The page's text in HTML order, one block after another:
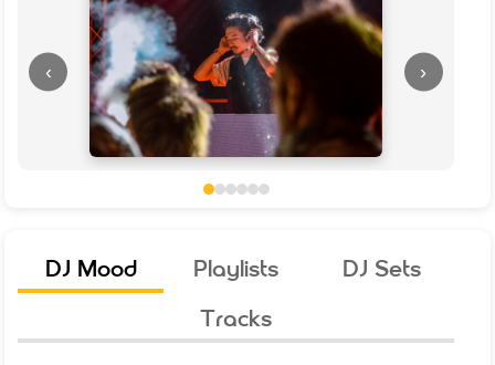
‹ ›
DJ Mood Playlists
DJ Sets
Tracks